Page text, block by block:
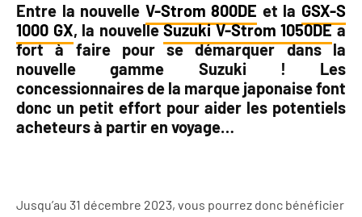
Entre la nouvelle V-Strom 800DE et la GSX-S
1000 GX, la nouvelleSuzuki V-Strom 1050DEa
fort à faire pour se démarquer dans la
nouvelle gamme Suzuki ! Les
concessionnaires de la marque japonaise font
donc un petit effort pour aider les potentiels
acheteurs à partir en voyage…
Jusqu’au 31 décembre 2023, vous pourrez donc bénéficier